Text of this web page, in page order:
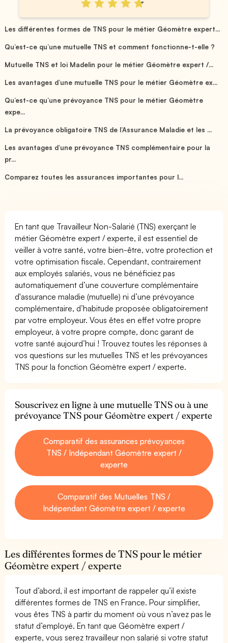
Les différentes formes de TNS pour le métier Géomètre expert...
Qu’est-ce qu’une mutuelle TNS et comment fonctionne-t-elle ?
Mutuelle TNS et loi Madelin pour le métier Géomètre expert /...
Les avantages d’une mutuelle TNS pour le métier Géomètre ex...
Qu’est-ce qu’une prévoyance TNS pour le métier Géomètre
expe...
La prévoyance obligatoire TNS de l’Assurance Maladie et les ...
Les avantages d’une prévoyance TNS complémentaire pour la
pr...
Comparez toutes les assurances importantes pour l...
En tant que Travailleur Non-Salarié (TNS) exerçant le
métier Géomètre expert / experte, il est essentiel de
veiller à votre santé, votre bien-être, votre protection et
votre optimisation fiscale. Cependant, contrairement
aux employés salariés, vous ne bénéficiez pas
automatiquement d’une couverture complémentaire
d'assurance maladie (mutuelle) ni d’une prévoyance
complémentaire, d’habitude proposée obligatoirement
par votre employeur. Vous êtes en effet votre propre
employeur, à votre propre compte, donc garant de
votre santé aujourd’hui ! Trouvez toutes les réponses à
vos questions sur les mutuelles TNS et les prévoyances
TNS pour la fonction Géomètre expert / experte.
Souscrivez en ligne à une mutuelle TNS ou à une
prévoyance TNS pour Géomètre expert / experte
Comparatif des assurances prévoyances
TNS / Indépendant Géomètre expert /
experte
Comparatif des Mutuelles TNS /
Indépendant Géomètre expert / experte
Les différentes formes de TNS pour le métier
Géomètre expert / experte
Tout d’abord, il est important de rappeler qu’il existe
différentes formes de TNS en France. Pour simplifier,
vous êtes TNS à partir du moment où vous n’avez pas le
statut d’employé. En tant que Géomètre expert /
experte, vous serez travailleur non salarié si votre statut